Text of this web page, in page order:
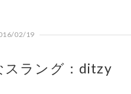
02/19
スラング：ditzy